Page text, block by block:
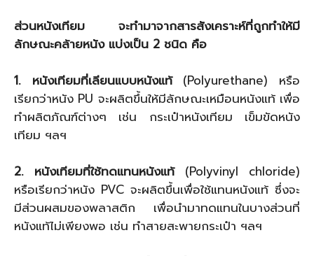
ส่วนหนังเทียม จะทำมาจากสารสังเคราะห์ที่ถูกทำให้มี
ลักษณะคล้ายหนัง แบ่งเป็น 2 ชนิด คือ
1. หนังเทียมที่เลียนแบบหนังแท้(Polyurethane) หรือ
เรียกว่าหนัง PU จะผลิตขึ้นให้มีลักษณะเหมือนหนังแท้ เพื่อ
ทำผลิตภัณฑ์ต่างๆ เช่น กระเป๋าหนังเทียม เข็มขัดหนัง
เทียม ฯลฯ
2. หนังเทียมที่ใช้ทดแทนหนังแท้(Polyvinyl chloride)
หรือเรียกว่าหนัง PVC จะผลิตขึ้นเพื่อใช้แทนหนังแท้ ซึ่งจะ
มีส่วนผสมของพลาสติก เพื่อนำมาทดแทนในบางส่วนที่
หนังแท้ไม่เพียงพอ เช่น ทำสายสะพายกระเป๋า ฯลฯ